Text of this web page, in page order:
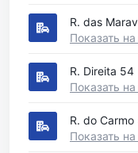
R. das
Показать
R. Direita 54
Показать
R. do Carmo
Показать